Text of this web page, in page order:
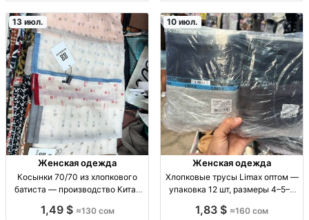
трикотаж «лапша»; посадка:
идеальная; произв.: Бишкек;
размер:
13 июл.
Женская одежда
Косынки 70/70 из хлопкового
батиста — производство Китай
повседневный платок,
1,49 $ ≈130 сом
10 июл.
Женская одежда
Хлопковые трусы Limax оптом —
упаковка 12 шт, размеры 4–5–6
разм: 4/5/6/XL, жен/муж базовая
1,83 $ ≈160 сом